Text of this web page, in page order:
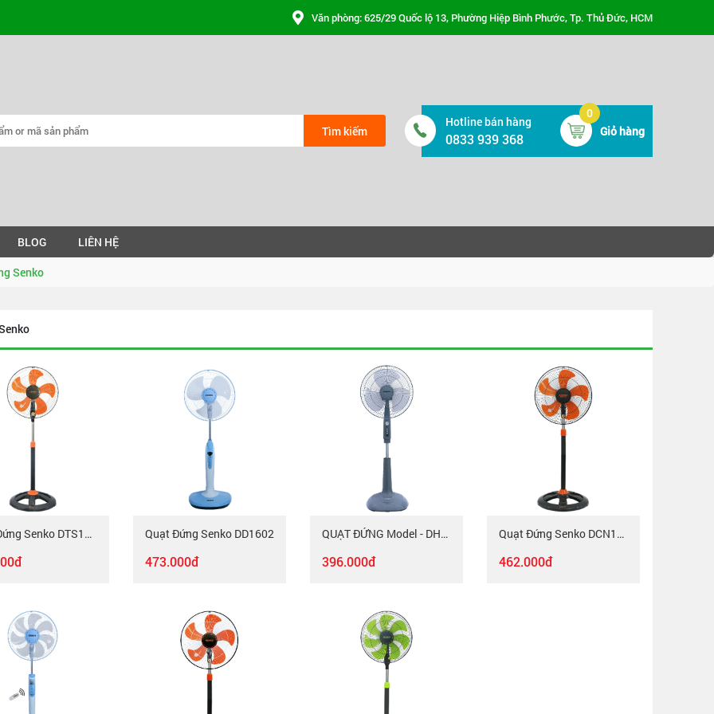
Văn phòng: 625/29 Quốc lộ 13, Phường Hiệp Bình Phước, Tp. Thủ Đức, HCM
Tìm kiếm
Hotline bán hàng
0833 939 368 Giỏ hàng
0
BLOG
LIÊN HỆ
Senko
Quạt Đứng Senko DTS1609 Quạt Đứng Senko DD1602
473.000đ
QUẠT ĐỨNG Model - DH1600
396.000đ
Quạt Đứng Senko DCN1806
462.000đ